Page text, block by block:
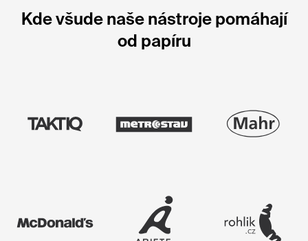
Kde všude naše nástroje pomáhají
od papíru